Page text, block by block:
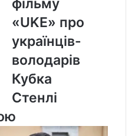
володарів
Кубка
Стенлі
фільму
«UKE» про
українців-
володарів
Кубка
Стенлі